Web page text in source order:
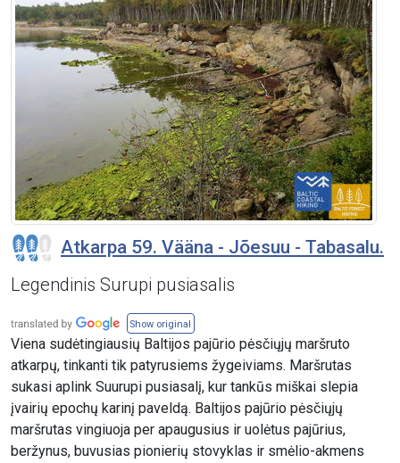
Atkarpa 59. Vääna - Jõesuu - Tabasalu.
Legendinis Surupi pusiasalis
Show original
Viena sudėtingiausių Baltijos pajūrio pėsčiųjų maršruto
atkarpų, tinkanti tik patyrusiems žygeiviams. Maršrutas
sukasi aplink Suurupi pusiasalį, kur tankūs miškai slepia
įvairių epochų karinį paveldą. Baltijos pajūrio pėsčiųjų
maršrutas vingiuoja per apaugusius ir uolėtus pajūrius,
beržynus, buvusias pionierių stovyklas ir smėlio-akmens